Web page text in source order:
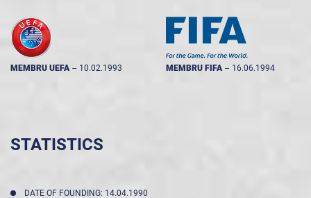
MEMBRU UEFA -- 10.02.1993 MEMBRU FIFA -- 16.06.1994
STATISTICS
DATE OF FOUNDING: 14.04.1990